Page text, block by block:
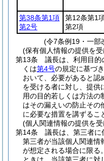
第38条第1項
第2号
第12条第1
第2項
(令7条例19・一部
(保有個人情報の提供を
第13条
議長は、利用目的
くは第4号の規定に基づ
おいて、必要があると認
を受ける者に対し、提供
用の目的若しくは方法の
はその漏えいの防止その
に必要な措置を講ずるこ
(個人関連情報の提供を
第14条
議長は、第三者に
第三者が当該個人関連情
が想定される場合に限る